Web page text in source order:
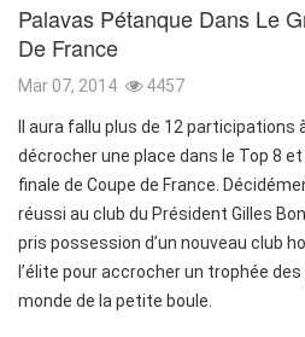
Palavas Pétanque Dans Le
De France
Mar 07, 2014 4457
Il aura fallu plus de 12
décrocher une place dans le Top 8
finale de Coupe de France.
réussi au club du Président Gilles
pris possession d’un nouveau club
l’élite pour accrocher un trophée
monde de la petite boule.